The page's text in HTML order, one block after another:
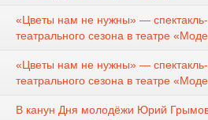
«Цветы нам не нужны» —
театрального сезона в театре
«Цветы нам не нужны» —
театрального сезона в театре
В канун Дня молодёжи Юрий Грымов